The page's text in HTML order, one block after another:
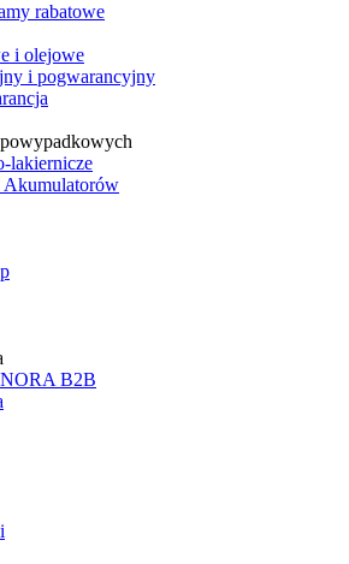
rabatowe
i olejowe
i pogwarancyjny
lakiernicze
Akumulatorów
NORA B2B